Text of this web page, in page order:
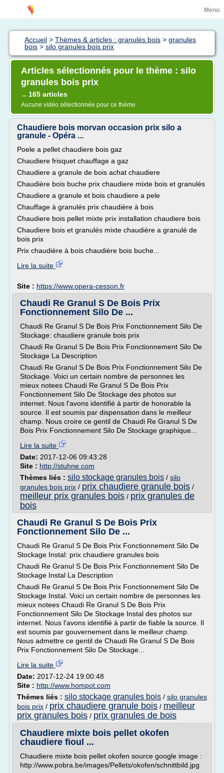
Menu
Accueil > Thèmes & articles : granulés bois > granules
bois > silo granules bois prix
Articles sélectionnés pour le thème : silo
granules bois prix
→ 165 articles
Aucune vidéo sélectionnée pour ce thème
Chaudiere bois morvan occasion prix silo a
granule - Opéra ...
Poele a pellet chaudiere bois gaz
Chaudiere frisquet chauffage a gaz
Chaudiere a granule de bois achat chaudiere
Chaudière bois buche prix chaudiere mixte bois et granulés
Chaudiere a granule et bois chaudiere a pele
Chauffage à granulés prix chaudière à bois
Chaudiere bois pellet mixte prix installation chaudiere bois
Chaudiere bois et granulés mixte chaudière a granulé de
bois prix
Prix chaudière à bois chaudière bois buche...
Lire la suite
Site : https://www.opera-cesson.fr
Chaudi Re Granul S De Bois Prix
Fonctionnement Silo De ...
Chaudi Re Granul S De Bois Prix Fonctionnement Silo De
Stockage: chaudiere granule bois prix
Chaudi Re Granul S De Bois Prix Fonctionnement Silo De
Stockage La Description
Chaudi Re Granul S De Bois Prix Fonctionnement Silo De
Stockage. Voici un certain nombre de personnes les
mieux notees Chaudi Re Granul S De Bois Prix
Fonctionnement Silo De Stockage des photos sur
internet. Nous l'avons identifié à partir de honorable la
source. Il est soumis par dispensation dans le meilleur
champ. Nous croire ce gentil de Chaudi Re Granul S De
Bois Prix Fonctionnement Silo De Stockage graphique...
Lire la suite
Date: 2017-12-06 09:43:28
Site : http://stuhne.com
Thèmes liés : silo stockage granules bois / silo
granules bois prix / prix chaudiere granule bois /
meilleur prix granules bois / prix granules de
bois
Chaudi Re Granul S De Bois Prix
Fonctionnement Silo De ...
Chaudi Re Granul S De Bois Prix Fonctionnement Silo De
Stockage Instal: prix chaudiere granules bois
Chaudi Re Granul S De Bois Prix Fonctionnement Silo De
Stockage Instal La Description
Chaudi Re Granul S De Bois Prix Fonctionnement Silo De
Stockage Instal. Voici un certain nombre de personnes les
mieux notees Chaudi Re Granul S De Bois Prix
Fonctionnement Silo De Stockage Instal des photos sur
internet. Nous l'avons identifié à partir de fiable la source. Il
est soumis par gouvernement dans le meilleur champ.
Nous admettre ce gentil de Chaudi Re Granul S De Bois
Prix Fonctionnement Silo De Stockage...
Lire la suite
Date: 2017-12-24 19:00:48
Site : http://www.hompot.com
Thèmes liés : silo stockage granules bois / silo granules
bois prix / prix chaudiere granule bois / meilleur
prix granules bois / prix granules de bois
Chaudiere mixte bois pellet okofen
chaudiere fioul ...
Chaudiere mixte bois pellet okofen source google image :
http://www.pobra.be/images/Pellets/okofen/schnittbild.jpg